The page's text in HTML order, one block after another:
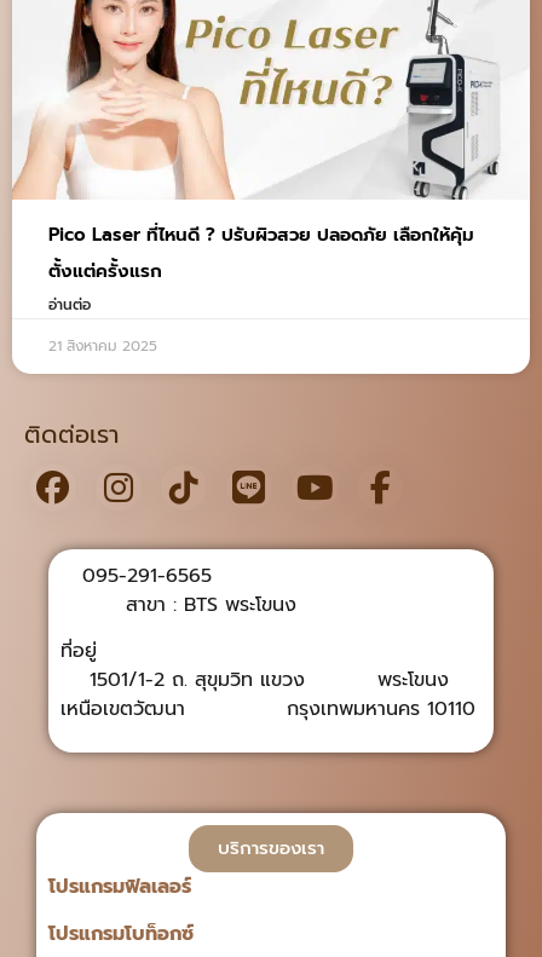
Pico Laser ที่ไหนดี ? ปรับผิวสวย ปลอดภัย เลือกให้คุ้ม
ตั้งแต่ครั้งแรก
อ่านต่อ
21 สิงหาคม 2025
ติดต่อเรา
095-291-6565
สาขา : BTS พระโขนง
ที่อยู่
1501/1-2 ถ. สุขุมวิท แขวง พระโขนง
เหนือเขตวัฒนา กรุงเทพมหานคร 10110
บริการของเรา
โปรแกรมฟิลเลอร์
โปรแกรมโบท็อกซ์